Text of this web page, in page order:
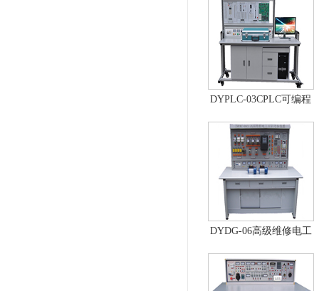
DYPLC-03CPLC可编程
统、自动控制原理综合
实验台
DYDG-06高级维修电工
型）